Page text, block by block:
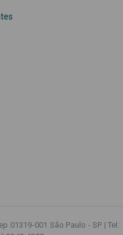
01319-001 São Paulo - SP | Tel: